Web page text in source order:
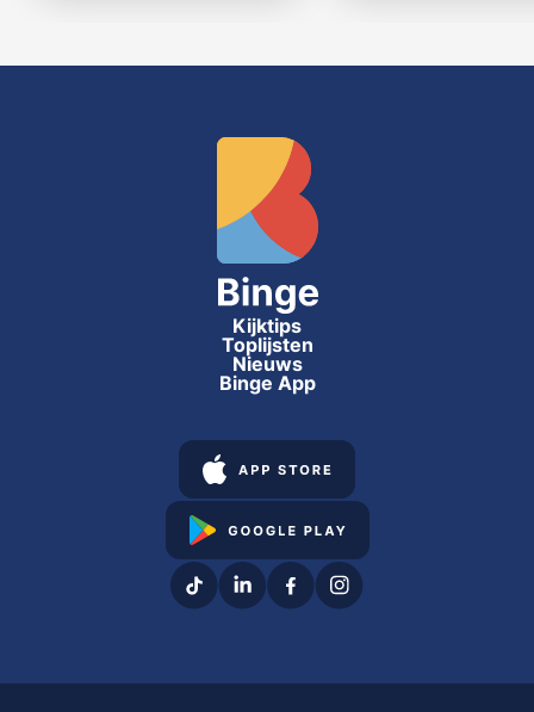
Kijktips
Toplijsten
Nieuws
Binge App